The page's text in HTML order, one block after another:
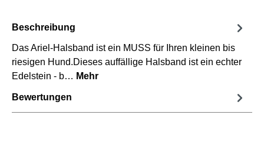
Beschreibung
Das Ariel-Halsband ist ein MUSS für Ihren kleinen bis
riesigen Hund.Dieses auffällige Halsband ist ein echter
Edelstein - b… Mehr
Bewertungen